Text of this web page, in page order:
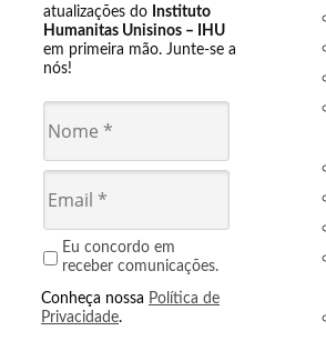
atualizações do Instituto
Humanitas Unisinos – IHU
em primeira mão. Junte-se a
nós!
Eu concordo em
receber comunicações.
Conheça nossa Política de
Privacidade.